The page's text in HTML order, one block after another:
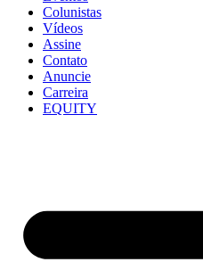
Colunistas
Vídeos
Assine
Contato
Anuncie
Carreira
EQUITY